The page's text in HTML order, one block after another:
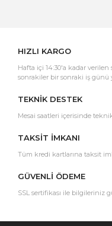
HIZLI KARGO
Hafta içi 14:30'a kadar verilen
sonrakiler bir sonraki iş günü
TEKNİK DESTEK
Mesai saatleri içerisinde
TAKSİT İMKANI
Tüm kredi kartlarına taksit
GÜVENLİ ÖDEME
SSL sertifikası ile bilgileriniz